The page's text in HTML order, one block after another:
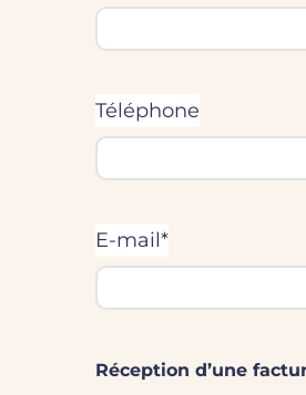
Téléphone
E-mail*
Réception d’une